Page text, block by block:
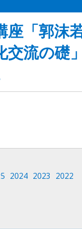
座「郭沫
交流の礎
2024 2023 2022